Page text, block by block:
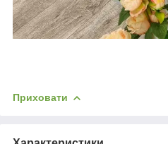
Приховати